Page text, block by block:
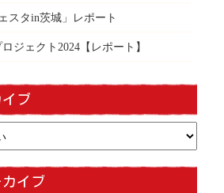
スタin茨城」レポート
ジェクト2024【レポート】
ブ
イブ